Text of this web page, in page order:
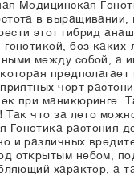
Медицинская
в
этот гибрид
без
между собой, а
черт
при маникюринге.
Так что за лето
растения
и различных
открытым небом,
характер,